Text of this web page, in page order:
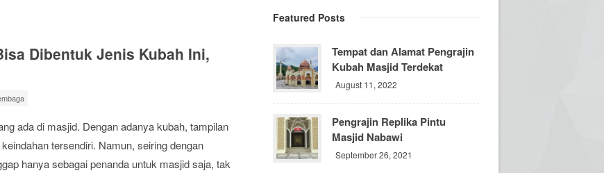
Dibentuk Jenis Kubah Ini,
ada di masjid. Dengan adanya kubah, tampilan
tersendiri. Namun, seiring dengan
hanya sebagai penanda untuk masjid saja, tak
Featured Posts
Tempat dan Alamat Pengrajin
Kubah Masjid Terdekat
August 11, 2022
Pengrajin Replika Pintu
Masjid Nabawi
September 26, 2021